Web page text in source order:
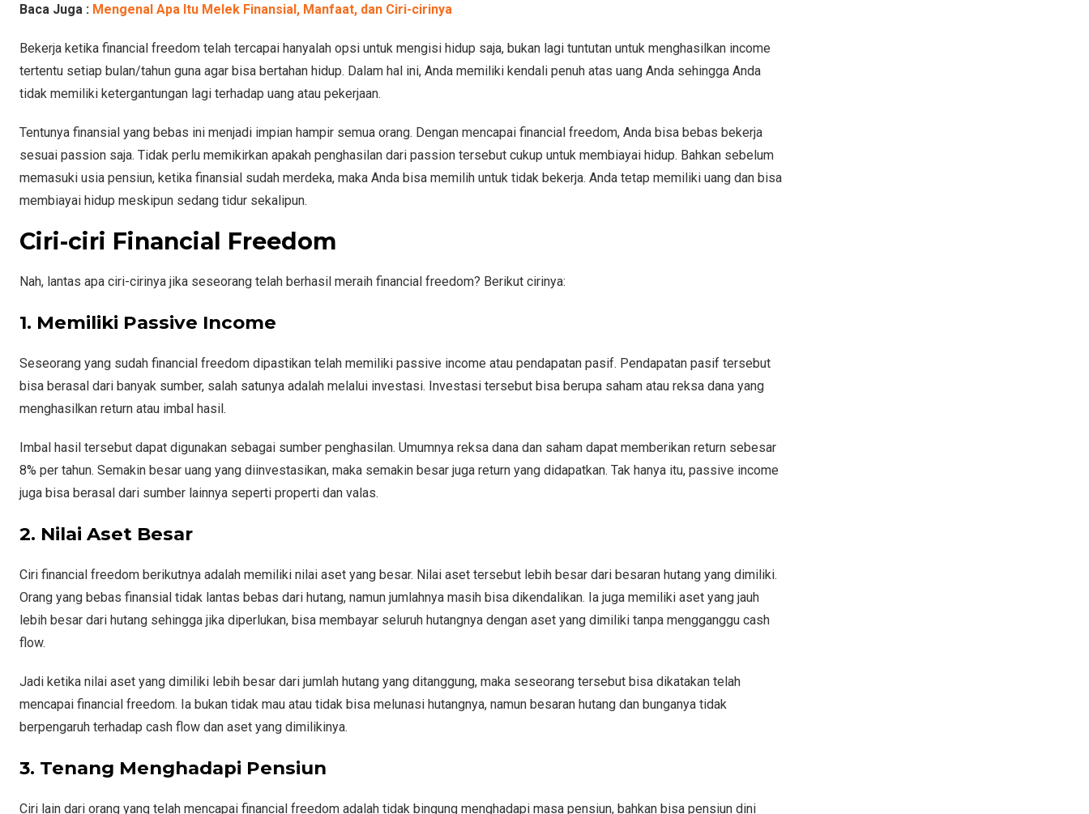
Baca Juga : Mengenal Apa Itu Melek Finansial, Manfaat, dan Ciri-cirinya
Bekerja ketika financial freedom telah tercapai hanyalah opsi untuk mengisi hidup saja, bukan lagi tuntutan untuk menghasilkan income
tertentu setiap bulan/tahun guna agar bisa bertahan hidup. Dalam hal ini, Anda memiliki kendali penuh atas uang Anda sehingga Anda
tidak memiliki ketergantungan lagi terhadap uang atau pekerjaan.
Tentunya finansial yang bebas ini menjadi impian hampir semua orang. Dengan mencapai financial freedom, Anda bisa bebas bekerja
sesuai passion saja. Tidak perlu memikirkan apakah penghasilan dari passion tersebut cukup untuk membiayai hidup. Bahkan sebelum
memasuki usia pensiun, ketika finansial sudah merdeka, maka Anda bisa memilih untuk tidak bekerja. Anda tetap memiliki uang dan bisa
membiayai hidup meskipun sedang tidur sekalipun.
Ciri-ciri Financial Freedom
Nah, lantas apa ciri-cirinya jika seseorang telah berhasil meraih financial freedom? Berikut cirinya:
1. Memiliki Passive Income
Seseorang yang sudah financial freedom dipastikan telah memiliki passive income atau pendapatan pasif. Pendapatan pasif tersebut
bisa berasal dari banyak sumber, salah satunya adalah melalui investasi. Investasi tersebut bisa berupa saham atau reksa dana yang
menghasilkan return atau imbal hasil.
Imbal hasil tersebut dapat digunakan sebagai sumber penghasilan. Umumnya reksa dana dan saham dapat memberikan return sebesar
8% per tahun. Semakin besar uang yang diinvestasikan, maka semakin besar juga return yang didapatkan. Tak hanya itu, passive income
juga bisa berasal dari sumber lainnya seperti properti dan valas.
2. Nilai Aset Besar
Ciri financial freedom berikutnya adalah memiliki nilai aset yang besar. Nilai aset tersebut lebih besar dari besaran hutang yang dimiliki.
Orang yang bebas finansial tidak lantas bebas dari hutang, namun jumlahnya masih bisa dikendalikan. Ia juga memiliki aset yang jauh
lebih besar dari hutang sehingga jika diperlukan, bisa membayar seluruh hutangnya dengan aset yang dimiliki tanpa mengganggu cash
flow.
Jadi ketika nilai aset yang dimiliki lebih besar dari jumlah hutang yang ditanggung, maka seseorang tersebut bisa dikatakan telah
mencapai financial freedom. Ia bukan tidak mau atau tidak bisa melunasi hutangnya, namun besaran hutang dan bunganya tidak
berpengaruh terhadap cash flow dan aset yang dimilikinya.
3. Tenang Menghadapi Pensiun
Ciri lain dari orang yang telah mencapai financial freedom adalah tidak bingung menghadapi masa pensiun, bahkan bisa pensiun dini